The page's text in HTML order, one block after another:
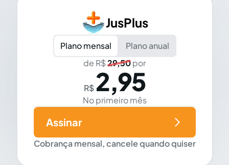
JusPlus
Plano mensal
Plano anual
de R$29,50por
R$ 2,95
No primeiro mês
Cobrança mensal, cancele quando quiser
Assinar